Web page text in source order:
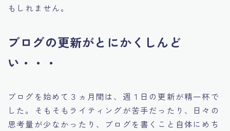
もしれません。
ブログの更新がとにかくしんど
い・・・
ブログを始めて３ヵ月間は、週１日の更新が精一杯で
した。そもそもライティングが苦手だったり、日々の
思考量が少なかったり、ブログを書くこと自体にめち